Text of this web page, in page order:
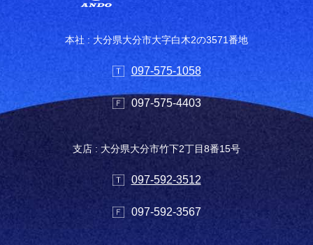
本社 : 大分県大分市大字白木2の3571番地
097-575-1058
097-575-4403
支店 : 大分県大分市竹下2丁目8番15号
097-592-3512
097-592-3567